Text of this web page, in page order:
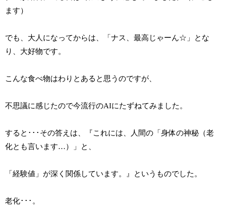
ます）
でも、大人になってからは、「ナス、最高じゃーん☆」とな
り、大好物です。
こんな食べ物はわりとあると思うのですが、
不思議に感じたので今流行のAIにたずねてみました。
すると･･･その答えは、『これには、人間の「身体の神秘（老
化とも言います…）」と、
「経験値」が深く関係しています。』というものでした。
老化･･･。